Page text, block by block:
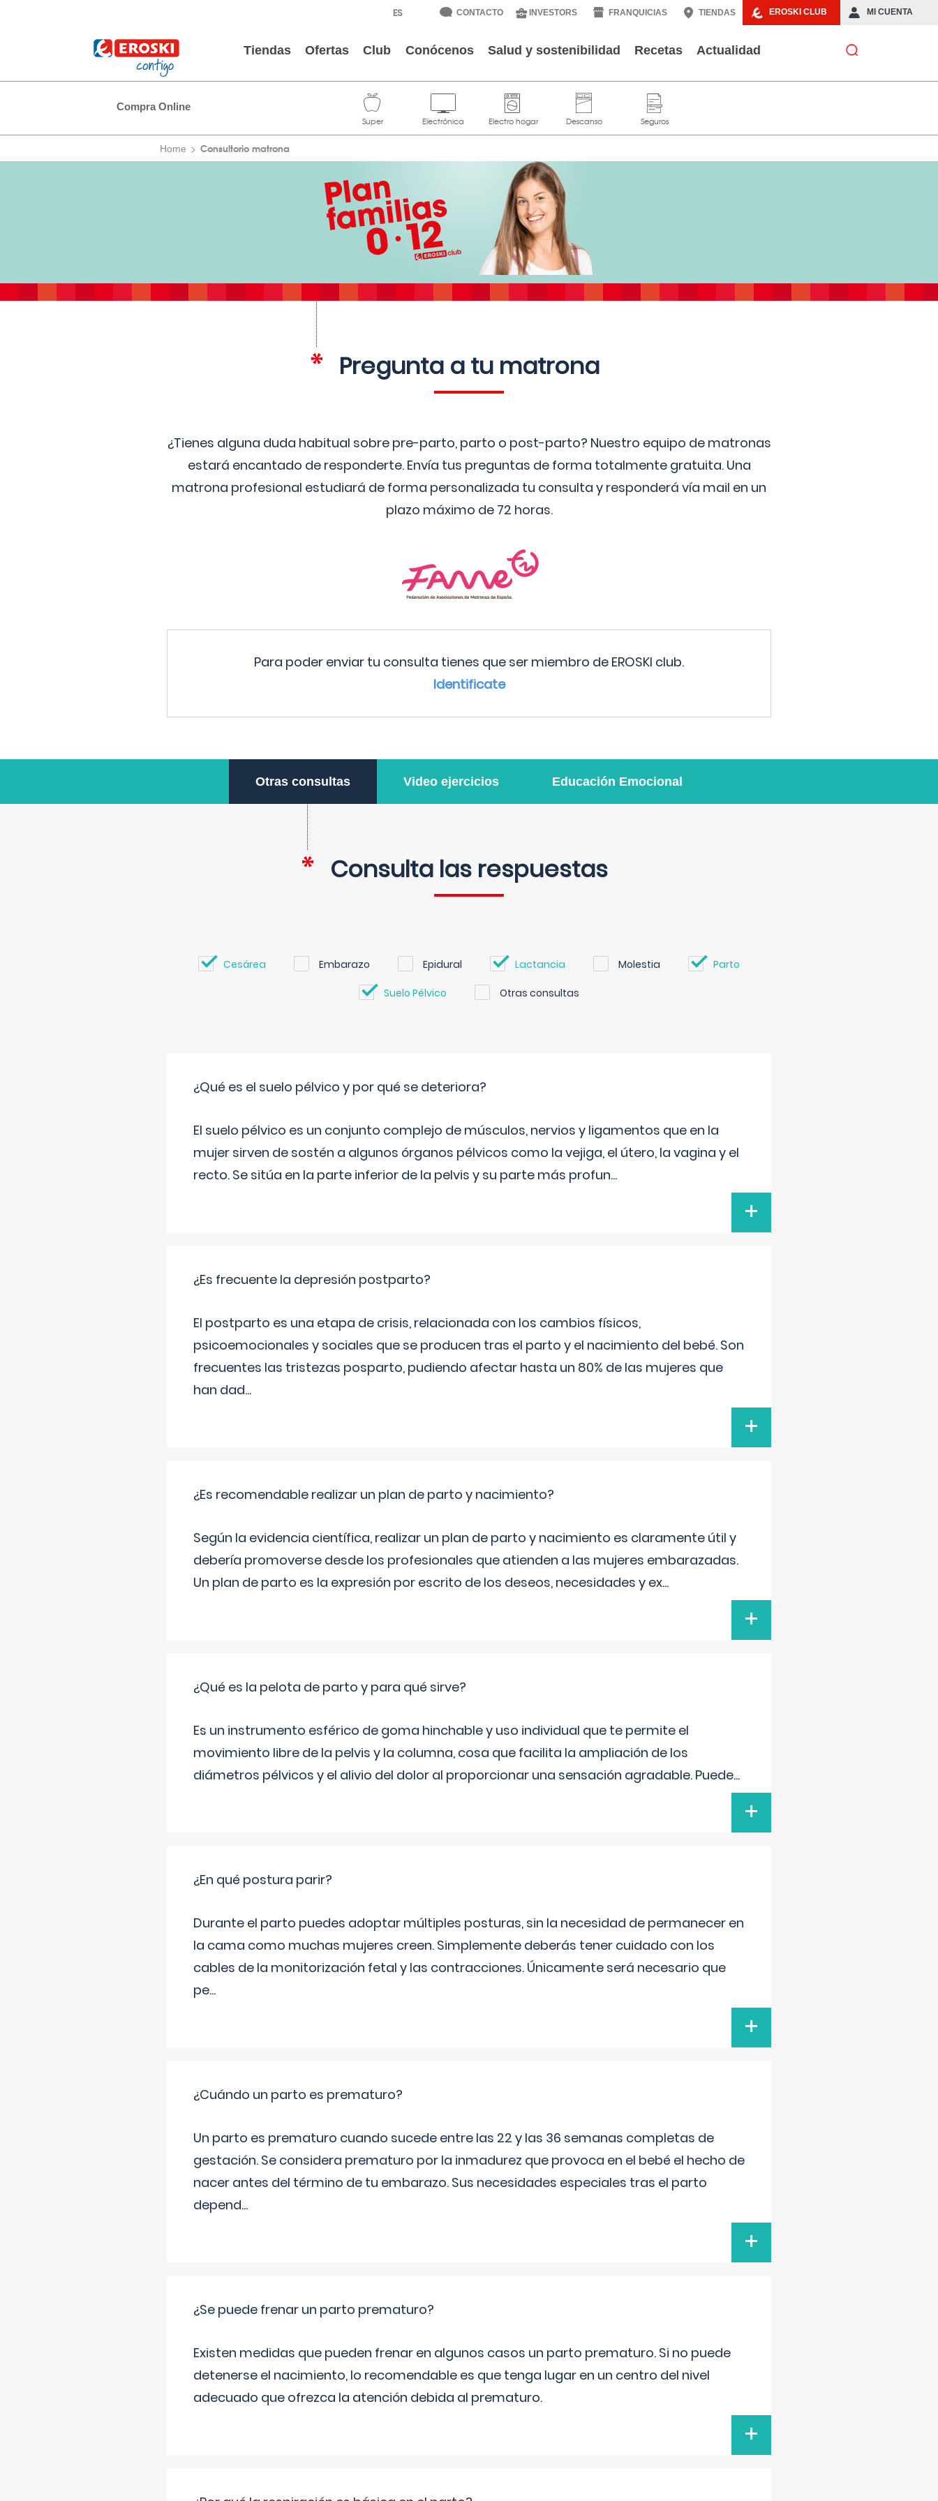
EROSKI CLUB MI CUENTA
CONTACTO INVESTORS FRANQUICIAS TIENDAS
Tiendas Ofertas Club Conócenos Salud y sostenibilidad Recetas Actualidad
Compra Online
Home Consultorio matrona
Pregunta a tu matrona
¿Tienes alguna duda habitual sobre pre-parto, parto o post-parto? Nuestro equipo de matronas
estará encantado de responderte. Envía tus preguntas de forma totalmente gratuita. Una
matrona profesional estudiará de forma personalizada tu consulta y responderá vía mail en un
plazo máximo de 72 horas.
Para poder enviar tu consulta tienes que ser miembro de EROSKI club.
Identificate
Otras consultas Video ejercicios Educación Emocional
Consulta las respuestas
Cesárea Embarazo Epidural Lactancia Molestia Parto
Suelo Pélvico Otras consultas
¿Qué es el suelo pélvico y por qué se deteriora?
El suelo pélvico es un conjunto complejo de músculos, nervios y ligamentos que en la
mujer sirven de sostén a algunos órganos pélvicos como la vejiga, el útero, la vagina y el
recto. Se sitúa en la parte inferior de la pelvis y su parte más profun...
+
¿Es frecuente la depresión postparto?
El postparto es una etapa de crisis, relacionada con los cambios físicos,
psicoemocionales y sociales que se producen tras el parto y el nacimiento del bebé. Son
frecuentes las tristezas posparto, pudiendo afectar hasta un 80% de las mujeres que
han dad...
+
¿Es recomendable realizar un plan de parto y nacimiento?
Según la evidencia científica, realizar un plan de parto y nacimiento es claramente útil y
debería promoverse desde los profesionales que atienden a las mujeres embarazadas.
Un plan de parto es la expresión por escrito de los deseos, necesidades y ex...
+
¿Qué es la pelota de parto y para qué sirve?
Es un instrumento esférico de goma hinchable y uso individual que te permite el
movimiento libre de la pelvis y la columna, cosa que facilita la ampliación de los
diámetros pélvicos y el alivio del dolor al proporcionar una sensación agradable. Puede...
+
¿En qué postura parir?
Durante el parto puedes adoptar múltiples posturas, sin la necesidad de permanecer en
la cama como muchas mujeres creen. Simplemente deberás tener cuidado con los
cables de la monitorización fetal y las contracciones. Únicamente será necesario que
pe...
+
¿Cuándo un parto es prematuro?
Un parto es prematuro cuando sucede entre las 22 y las 36 semanas completas de
gestación. Se considera prematuro por la inmadurez que provoca en el bebé el hecho de
nacer antes del término de tu embarazo. Sus necesidades especiales tras el parto
depend...
+
¿Se puede frenar un parto prematuro?
Existen medidas que pueden frenar en algunos casos un parto prematuro. Si no puede
detenerse el nacimiento, lo recomendable es que tenga lugar en un centro del nivel
adecuado que ofrezca la atención debida al prematuro.
+